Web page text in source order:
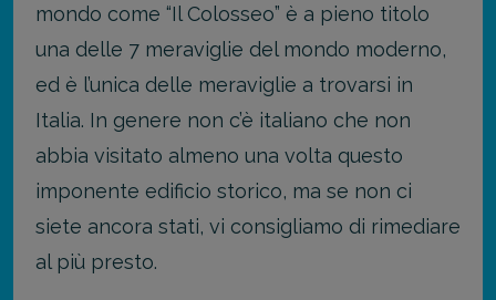
mondo come “Il Colosseo” è a pieno titolo
una delle 7 meraviglie del mondo moderno,
ed è l’unica delle meraviglie a trovarsi in
Italia. In genere non c’è italiano che non
abbia visitato almeno una volta questo
imponente edificio storico, ma se non ci
siete ancora stati, vi consigliamo di rimediare
al più presto.